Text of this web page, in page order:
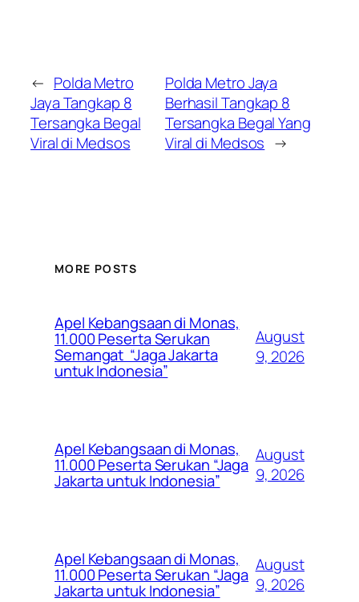
← Polda Metro
Jaya Tangkap 8
Tersangka Begal
Viral di Medsos
Polda Metro Jaya
Berhasil Tangkap 8
Tersangka Begal Yang
Viral di Medsos →
MORE POSTS
Apel Kebangsaan di Monas,
11.000 Peserta Serukan
Semangat “Jaga Jakarta
untuk Indonesia”
August
9, 2026
Apel Kebangsaan di Monas,
11.000 Peserta Serukan “Jaga
Jakarta untuk Indonesia”
August
9, 2026
Apel Kebangsaan di Monas,
11.000 Peserta Serukan “Jaga
Jakarta untuk Indonesia”
August
9, 2026